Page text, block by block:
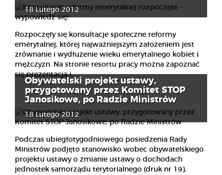
18 Lutego 2012
Rozpoczęły się konsultacje społeczne reformy
emerytalnej, której najważniejszym założeniem jest
zrównanie i wydłużenie wieku emerytalnego kobiet i
mężczyzn. Na stronie resortu pracy można zapoznać
się prezentacją i...
Obywatelski projekt ustawy,
przygotowany przez Komitet STOP
Janosikowe, po Radzie Ministrów
18 Lutego 2012
Podczas ubiegłotygodniowego posiedzenia Rady
Ministrów podjęto stanowisko wobec obywatelskiego
projektu ustawy o zmianie ustawy o dochodach
jednostek samorządu terytorialnego (druk nr 19),